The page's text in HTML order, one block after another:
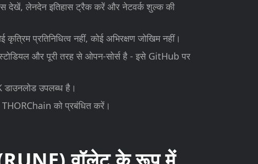
देखें, लेनदेन इतिहास ट्रैक करें और नेटवर्क शुल्क की
प्रतिनिधित्व नहीं, कोई अभिरक्षण जोखिम नहीं।
और पूरी तरह से ओपन-सोर्स है - इसे GitHub पर
डाउनलोड उपलब्ध है।
को प्रबंधित करें।